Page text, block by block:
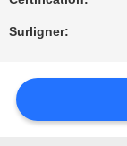
QUALITÉ
NOUS
Surligner: